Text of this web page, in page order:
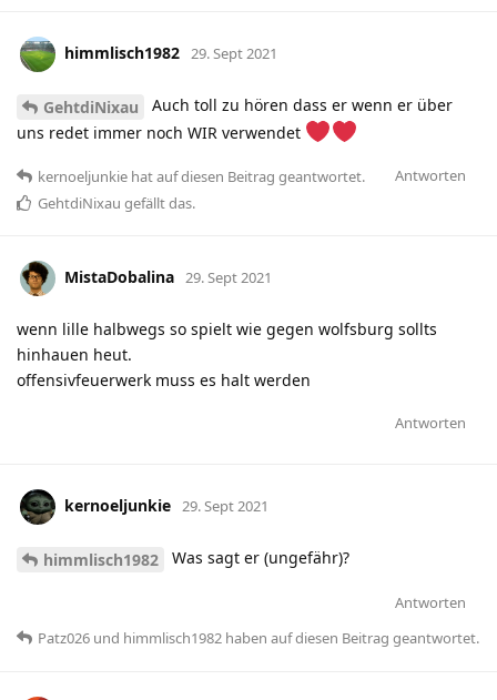
himmlisch1982 29. Sept 2021
GehtdiNixau
Auch toll zu hören dass er wenn er über
uns redet immer noch WIR verwendet
Antworten
kernoeljunkie hatauf diesen Beitrag geantwortet.
GehtdiNixau gefällt das.
MistaDobalina 29. Sept 2021
wenn lille halbwegs so spielt wie gegen wolfsburg sollts
hinhauen heut.
offensivfeuerwerk muss es halt werden
Antworten
kernoeljunkie 29. Sept 2021
himmlisch1982 Was sagt er (ungefähr)?
Antworten
Patz026 und himmlisch1982 haben auf diesen Beitrag geantwortet.